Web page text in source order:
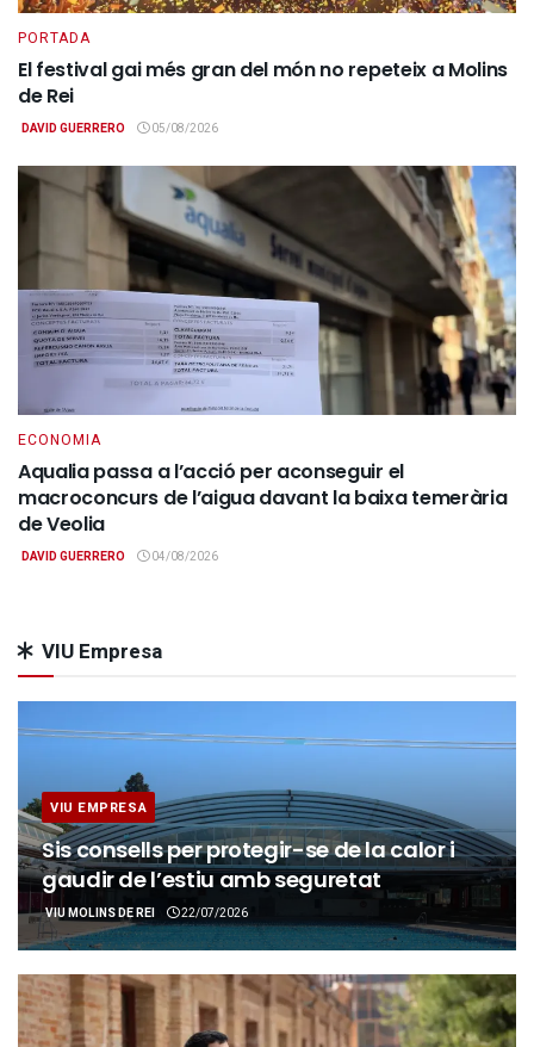
PORTADA
El festival gai més gran del món no repeteix a Molins
de Rei
DAVID GUERRERO 05/08/2026
ECONOMIA
Aqualia passa a l’acció per aconseguir el
macroconcurs de l’aigua davant la baixa temerària
de Veolia
DAVID GUERRERO 04/08/2026
VIU Empresa
VIU EMPRESA
Sis consells per protegir-se de la calor i
gaudir de l’estiu amb seguretat
VIU MOLINS DE REI 22/07/2026